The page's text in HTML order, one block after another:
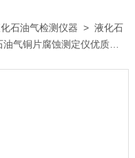
石油气检测仪器 >液化石
气铜片腐蚀测定仪优质厂